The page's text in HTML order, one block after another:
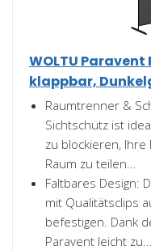
WOLTU
klappbar,
Raumtrenner &
Sichtschutz ist
zu blockieren,
Raum zu teilen...
Faltbares Design:
mit Qualitätsclips
befestigen. Dank
Paravent leicht zu...